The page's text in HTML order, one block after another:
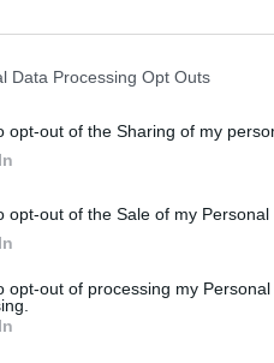
Data Processing Opt Outs
opt-out of the Sharing of my
opt-out of the Sale of my Personal
opt-out of processing my
πρώτες πρωινές
17χρονος, μαζί με
των προσώπων τους,
της αφαίρεσαν
στον κ. Εισαγγελέα
έργο
των άγνωστων συνεργών.